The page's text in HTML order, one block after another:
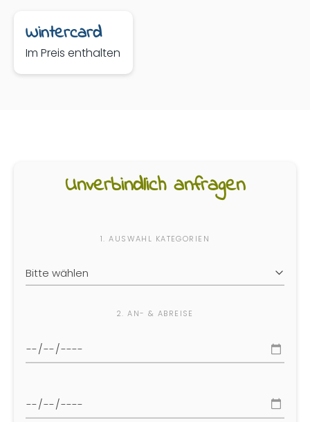
Wintercard
Im Preis enthalten
Unverbindlich anfragen
1. AUSWAHL KATEGORIEN
2. AN- & ABREISE